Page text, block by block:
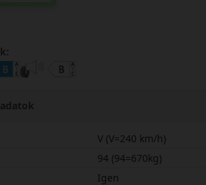
V (V=240 km/h)
94 (94=670kg)
Igen